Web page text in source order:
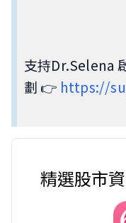
支持Dr.Selena
劃 👉 https://
精選股市